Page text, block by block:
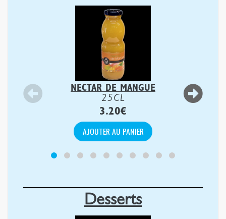
NECTAR DE MANGUE
25CL
3.20€
AJOUTER AU PANIER
Desserts